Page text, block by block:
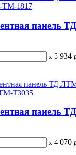
панель
x 3 934
панель
x 4 070